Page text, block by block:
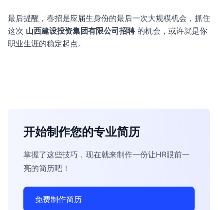
最后提醒，春招是应届生身份的最后一次大规模机会，抓住
这次 山西建设投资集团有限公司招聘的机会，或许就是你
职业生涯的稳定起点。
开始制作您的专业简历
掌握了这些技巧，现在就来制作一份让HR眼前一
亮的简历吧！
免费制作简历